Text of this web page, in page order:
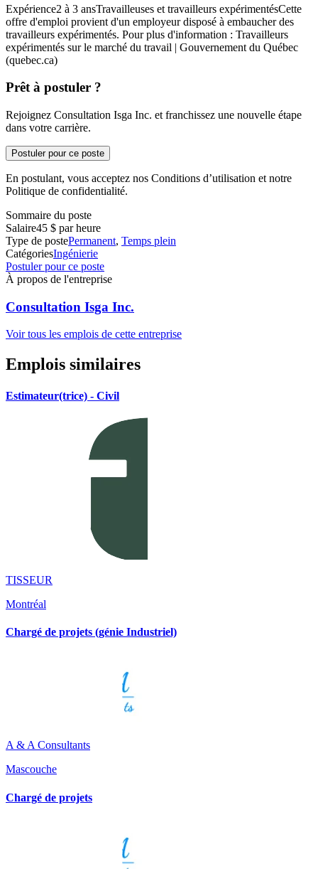
Expérience2 à 3 ansTravailleuses et travailleurs expérimentésCette
offre d'emploi provient d'un employeur disposé à embaucher des
travailleurs expérimentés. Pour plus d'information : Travailleurs
expérimentés sur le marché du travail | Gouvernement du Québec
(quebec.ca)
Prêt à postuler ?
Rejoignez Consultation Isga Inc. et franchissez une nouvelle étape
dans votre carrière.
Postuler pour ce poste
En postulant, vous acceptez nos Conditions d’utilisation et notre
Politique de confidentialité.
Sommaire du poste
Salaire45 $ par heure
Type de postePermanent, Temps plein
CatégoriesIngénierie
Postuler pour ce poste
À propos de l'entreprise
Consultation Isga Inc.
Voir tous les emplois de cette entreprise
Emplois similaires
Estimateur(trice) - Civil
TISSEUR
Montréal
Chargé de projets (génie Industriel)
A & A Consultants
Mascouche
Chargé de projets